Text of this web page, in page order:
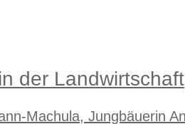
der Landwirtschaft